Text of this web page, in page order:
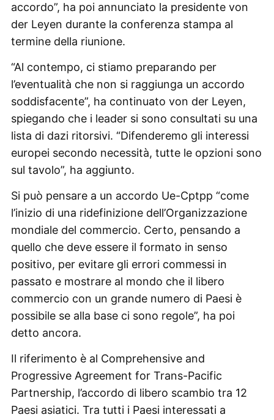
accordo”, ha poi annunciato la presidente von
der Leyen durante la conferenza stampa al
termine della riunione.
“Al contempo, ci stiamo preparando per
l’eventualità che non si raggiunga un accordo
soddisfacente”, ha continuato von der Leyen,
spiegando che i leader si sono consultati su una
lista di dazi ritorsivi. “Difenderemo gli interessi
europei secondo necessità, tutte le opzioni sono
sul tavolo”, ha aggiunto.
Si può pensare a un accordo Ue-Cptpp “come
l’inizio di una ridefinizione dell’Organizzazione
mondiale del commercio. Certo, pensando a
quello che deve essere il formato in senso
positivo, per evitare gli errori commessi in
passato e mostrare al mondo che il libero
commercio con un grande numero di Paesi è
possibile se alla base ci sono regole”, ha poi
detto ancora.
Il riferimento è al Comprehensive and
Progressive Agreement for Trans-Pacific
Partnership, l’accordo di libero scambio tra 12
Paesi asiatici. Tra tutti i Paesi interessati a